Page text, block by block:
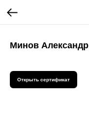
Минов Александр
Открыть сертификат